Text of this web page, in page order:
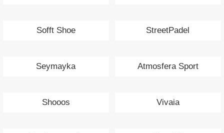
Sofft Shoe StreetPadel
Seymayka Atmosfera Sport
Shooos Vivaia